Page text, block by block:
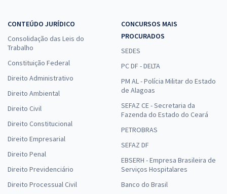
CONTEÚDO JURÍDICO
Consolidação das Leis do
Trabalho
Constituição Federal
Direito Administrativo
Direito Ambiental
Direito Civil
Direito Constitucional
Direito Empresarial
Direito Penal
Direito Previdenciário
Direito Processual Civil
CONCURSOS MAIS
PROCURADOS
SEDES
PC DF - DELTA
PM AL - Polícia Militar do Estado
de Alagoas
SEFAZ CE - Secretaria da
Fazenda do Estado do Ceará
PETROBRAS
SEFAZ DF
EBSERH - Empresa Brasileira de
Serviços Hospitalares
Banco do Brasil